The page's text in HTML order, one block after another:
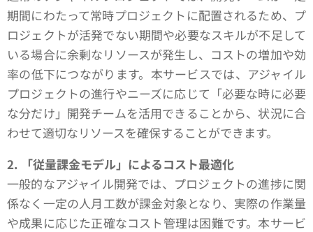
期間にわたって常時プロジェクトに配置されるため、プ
ロジェクトが活発でない期間や必要なスキルが不足して
いる場合に余剰なリソースが発生し、コストの増加や効
率の低下につながります。本サービスでは、アジャイル
プロジェクトの進行やニーズに応じて「必要な時に必要
な分だけ」開発チームを活用できることから、状況に合
わせて適切なリソースを確保することができます。
2. 「従量課金モデル」によるコスト最適化
一般的なアジャイル開発では、プロジェクトの進捗に関
係なく一定の人月工数が課金対象となり、実際の作業量
や成果に応じた正確なコスト管理は困難です。本サービ